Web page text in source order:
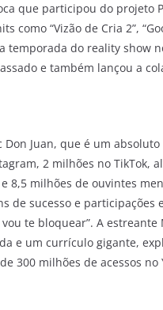
que participou do projeto
como “Vizão de Cria 2”,
temporada do reality show
e também lançou a
Juan, que é um
2 milhões no TikTok,
8,5 milhões de ouvintes
de sucesso e participações
vou te bloquear”. A
e um currículo gigante,
300 milhões de acessos